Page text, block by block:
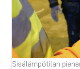
Sisälämpötilan